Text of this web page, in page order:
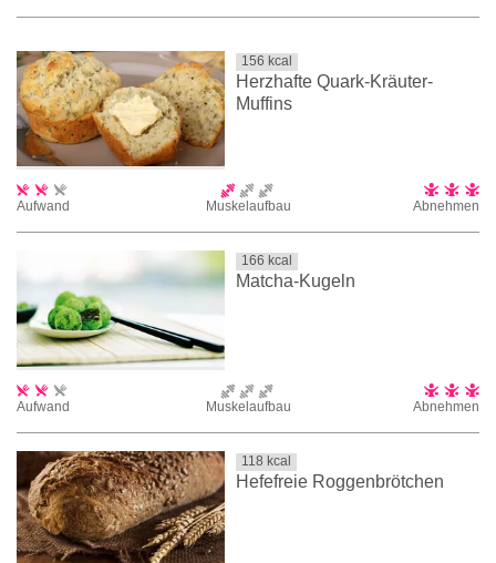
156 kcal
Herzhafte Quark-Kräuter-
Muffins
Aufwand Muskelaufbau Abnehmen
166 kcal
Matcha-Kugeln
Aufwand Muskelaufbau Abnehmen
118 kcal
Hefefreie Roggenbrötchen